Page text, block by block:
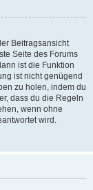
Beitragsansicht
Seite des Forums
ist die Funktion
ist nicht genügend
zu holen, indem du
dass du die Regeln
wenn ohne
wird.